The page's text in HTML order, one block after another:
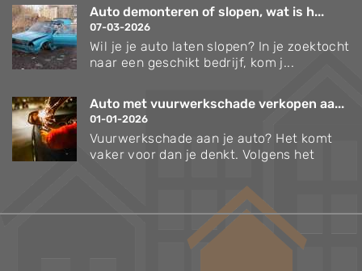
Auto demonteren of slopen, wat is h...
07-03-2026
Wil je je auto laten slopen? In je zoektocht
naar een geschikt bedrijf, kom j...
Auto met vuurwerkschade verkopen aa...
01-01-2026
Vuurwerkschade aan je auto? Het komt
vaker voor dan je denkt. Volgens het